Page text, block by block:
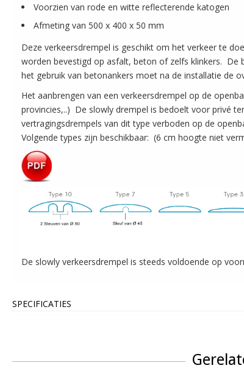
Voorzien van rode en witte reflecterende katogen
Afmeting van 500 x 400 x 50 mm
Deze verkeersdrempel is geschikt om het verkeer te
worden bevestigd op asfalt, beton of zelfs klinkers. De
het gebruik van betonankers moet na de installatie de
Het aanbrengen van een verkeersdrempel op de
provincies,..) De slowly drempel is bedoelt voor privé
vertragingsdrempels van dit type verboden op de
Volgende types zijn beschikbaar: (6 cm hoogte niet
De slowly verkeersdrempel is steeds voldoende op
SPECIFICATIES